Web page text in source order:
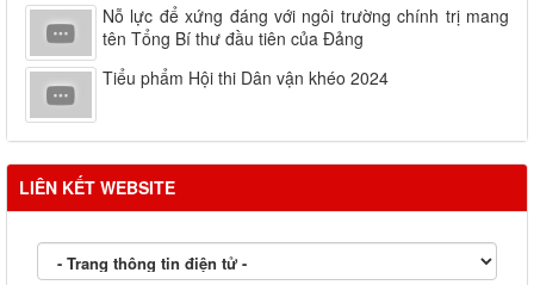
Nỗ lực để xứng đáng với ngôi trường chính trị mang
tên Tổng Bí thư đầu tiên của Đảng
Tiểu phẩm Hội thi Dân vận khéo 2024
LIÊN KẾT WEBSITE